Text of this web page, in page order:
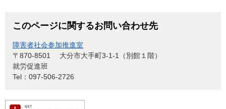
このページに関するお問い合わせ先
障害者社会参加推進室
〒870-8501
大分市大手町3-1-1（別館１階）
就労促進班
Tel：097-506-2726